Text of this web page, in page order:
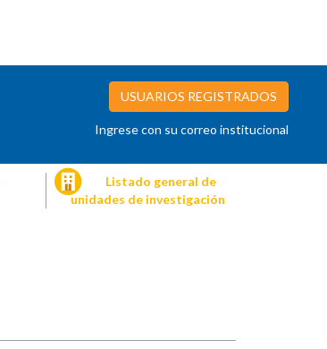
USUARIOS REGISTRADOS
Ingrese con su correo institucional
Listado general de
unidades de investigación